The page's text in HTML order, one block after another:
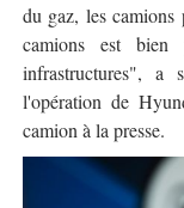
du gaz, les
camions est
infrastructures", a
l'opération de
camion à la presse.